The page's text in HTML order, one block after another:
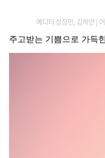
에디터 성정민, 김하얀 |
주고받는 기쁨으로 가득